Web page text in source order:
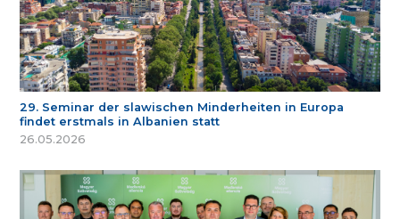
29. Seminar der slawischen Minderheiten in Europa
findet erstmals in Albanien statt
26.05.2026